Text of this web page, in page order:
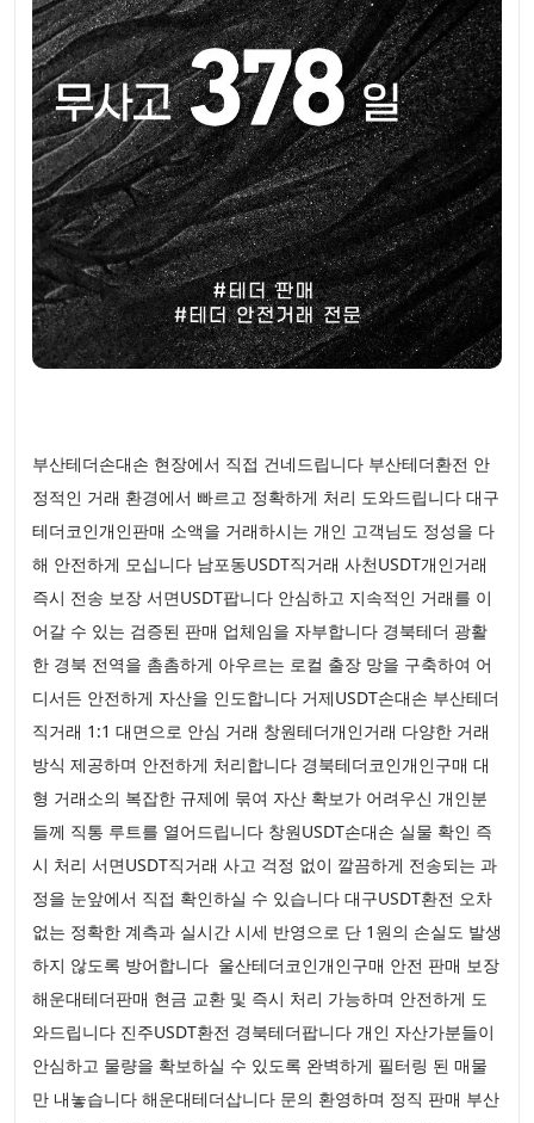
부산테더손대손 현장에서 직접 건네드립니다 부산테더환전 안
정적인 거래 환경에서 빠르고 정확하게 처리 도와드립니다 대구
테더코인개인판매 소액을 거래하시는 개인 고객님도 정성을 다
해 안전하게 모십니다 남포동USDT직거래 사천USDT개인거래
즉시 전송 보장 서면USDT팝니다 안심하고 지속적인 거래를 이
어갈 수 있는 검증된 판매 업체임을 자부합니다 경북테더 광활
한 경북 전역을 촘촘하게 아우르는 로컬 출장 망을 구축하여 어
디서든 안전하게 자산을 인도합니다 거제USDT손대손 부산테더
직거래 1:1 대면으로 안심 거래 창원테더개인거래 다양한 거래
방식 제공하며 안전하게 처리합니다 경북테더코인개인구매 대
형 거래소의 복잡한 규제에 묶여 자산 확보가 어려우신 개인분
들께 직통 루트를 열어드립니다 창원USDT손대손 실물 확인 즉
시 처리 서면USDT직거래 사고 걱정 없이 깔끔하게 전송되는 과
정을 눈앞에서 직접 확인하실 수 있습니다 대구USDT환전 오차
없는 정확한 계측과 실시간 시세 반영으로 단 1원의 손실도 발생
하지 않도록 방어합니다 울산테더코인개인구매 안전 판매 보장
해운대테더판매 현금 교환 및 즉시 처리 가능하며 안전하게 도
와드립니다 진주USDT환전 경북테더팝니다 개인 자산가분들이
안심하고 물량을 확보하실 수 있도록 완벽하게 필터링 된 매물
만 내놓습니다 해운대테더삽니다 문의 환영하며 정직 판매 부산